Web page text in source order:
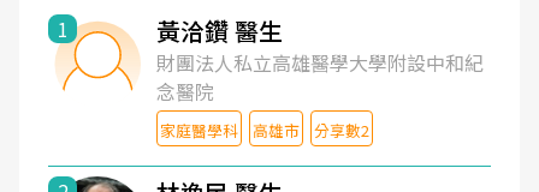
1 黃洽鑽 醫生
財團法人私立高雄醫學大學附設中和紀
念醫院
家庭醫學科 高雄市 分享數2